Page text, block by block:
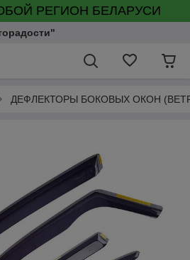
РЕГИОН БЕЛАРУСИ
ДЕФЛЕКТОРЫ БОКОВЫХ ОКОН